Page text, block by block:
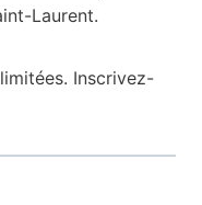
Laurent.
Inscrivez-